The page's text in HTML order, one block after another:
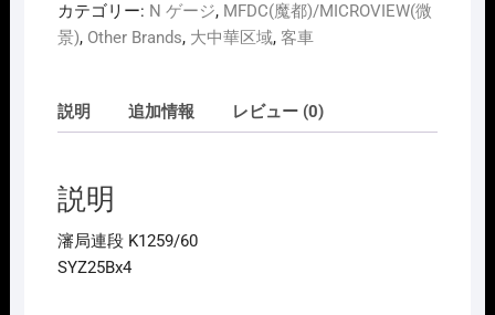
カテゴリー: N ゲージ, MFDC(魔都)/MICROVIEW(微
景), Other Brands, 大中華区域, 客車
説明 追加情報 レビュー (0)
説明
瀋局連段 K1259/60
SYZ25Bx4